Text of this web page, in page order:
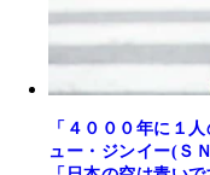
「４０００年に１
ュー・ジンイー(Ｓ